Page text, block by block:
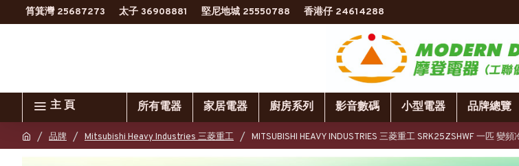
筲箕灣 25687273 太子 36908881 堅尼地城 25550788 香港仔 24614288
主 頁 所有電器 家居電器 廚房系列 影音數碼 小型電器 品牌總覽
品牌 Mitsubishi Heavy Industries 三菱重工 MITSUBISHI HEAVY INDUSTRIES 三菱重工 SRK25ZSHWF 一匹 變